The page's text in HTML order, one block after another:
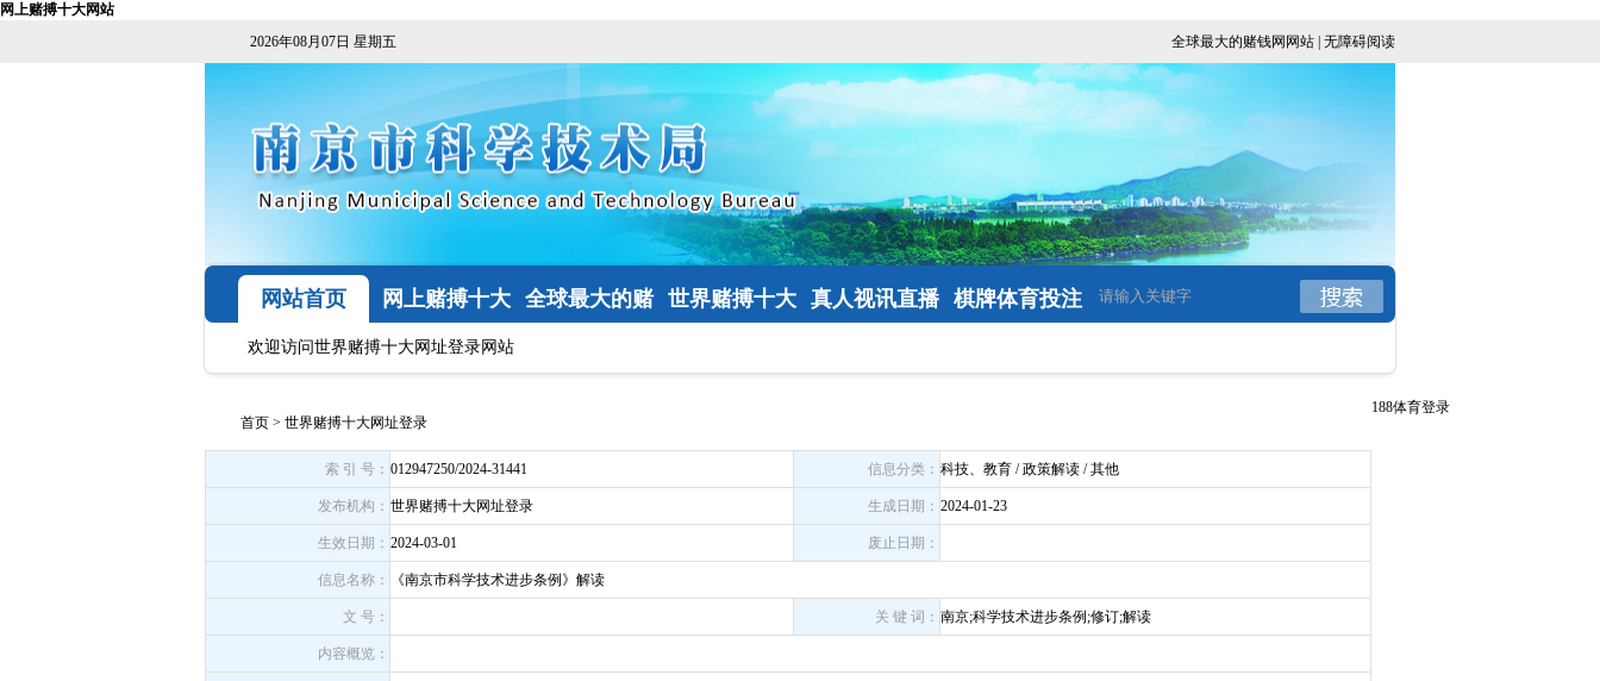
网上赌搏十大网站
2026年08月07日 星期五
全球最大的赌钱网网站 无障碍阅读
网站首页
网上赌搏十大
网站
全球最大的赌 世界赌搏十大 真人视讯直播 棋牌体育投注
欢迎访问世界赌搏十大网址登录网站
首页 > 世界赌搏十大网址登录
索 引 号： 012947250/2024-31441 信息分类： 科技、教育 / 政策解读 / 其他
发布机构： 世界赌搏十大网址登录 生成日期： 2024-01-23
生效日期： 2024-03-01 废止日期：
信息名称： 《南京市科学技术进步条例》解读
文 号： 关 键 词： 南京;科学技术进步条例;修订;解读
内容概览：
188体育登录